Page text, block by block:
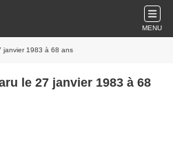
MENU
janvier 1983 à 68 ans
le 27 janvier 1983 à 68